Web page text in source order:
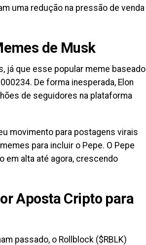
uma redução na pressão de venda
de Musk
já que esse popular meme baseado
De forma inesperada, Elon
de seguidores na plataforma
movimento para postagens virais
para incluir o Pepe. O Pepe
em alta até agora, crescendo
Aposta Cripto para
passado, o Rollblock ($RBLK)